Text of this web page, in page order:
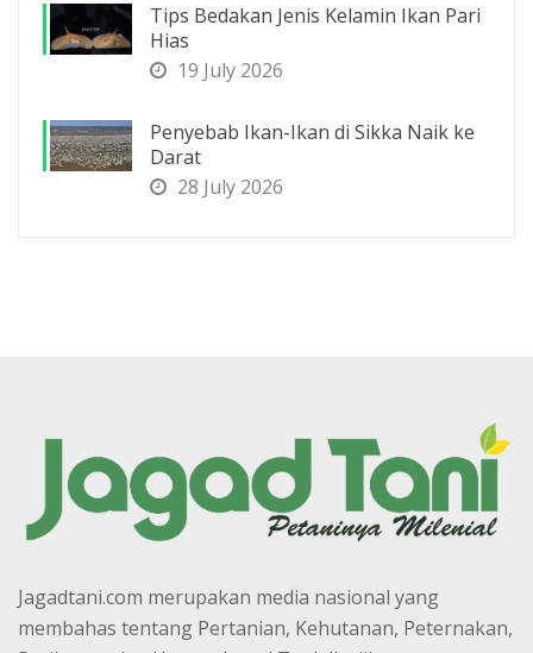
Tips Bedakan Jenis Kelamin Ikan Pari
Hias
19 July 2026
Penyebab Ikan-Ikan di Sikka Naik ke
Darat
28 July 2026
Jagadtani.com merupakan media nasional yang
membahas tentang Pertanian, Kehutanan, Peternakan,